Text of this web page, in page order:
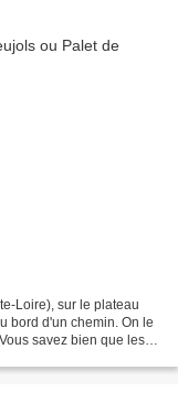
Loire), sur le plateau
bord d'un chemin. On le
savez bien que les